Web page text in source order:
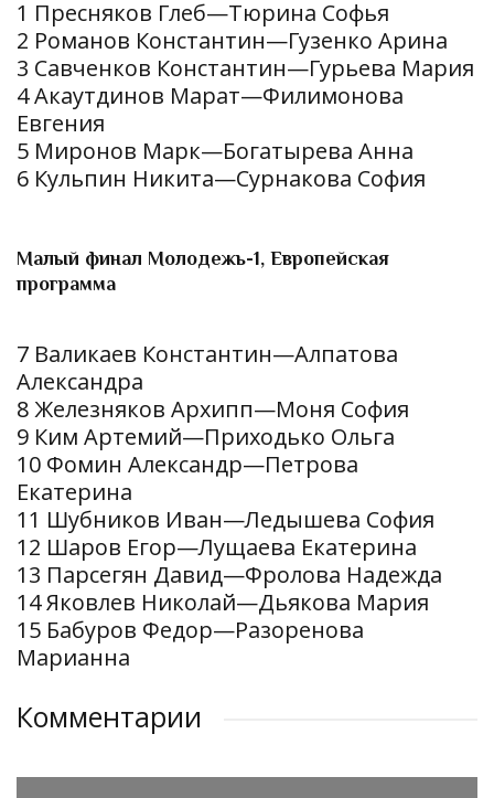
1 Пресняков Глеб—Тюрина Софья
2 Романов Константин—Гузенко Арина
3 Савченков Константин—Гурьева Мария
4 Акаутдинов Марат—Филимонова
Евгения
5 Миронов Марк—Богатырева Анна
6 Кульпин Никита—Сурнакова София
Малый финал Молодежь-1, Европейская
программа
7 Валикаев Константин—Алпатова
Александра
8 Железняков Архипп—Моня София
9 Ким Артемий—Приходько Ольга
10 Фомин Александр—Петрова
Екатерина
11 Шубников Иван—Ледышева София
12 Шаров Егор—Лущаева Екатерина
13 Парсегян Давид—Фролова Надежда
14 Яковлев Николай—Дьякова Мария
15 Бабуров Федор—Разоренова
Марианна
Комментарии